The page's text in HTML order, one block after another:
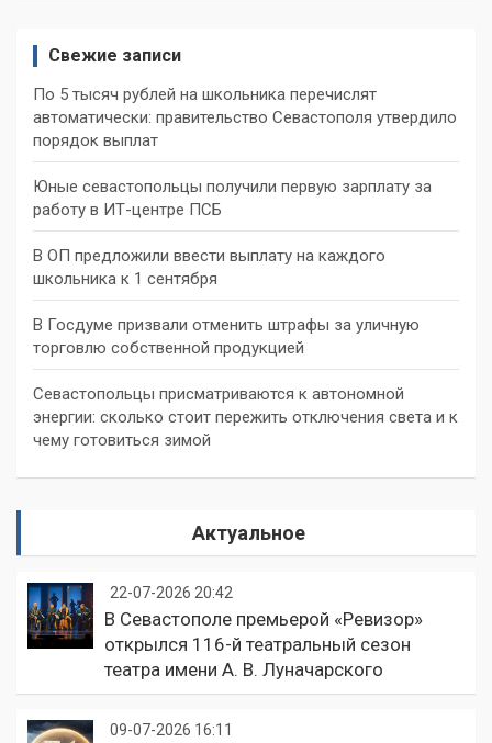
Свежие записи
По 5 тысяч рублей на школьника перечислят
автоматически: правительство Севастополя утвердило
порядок выплат
Юные севастопольцы получили первую зарплату за
работу в ИТ-центре ПСБ
В ОП предложили ввести выплату на каждого
школьника к 1 сентября
В Госдуме призвали отменить штрафы за уличную
торговлю собственной продукцией
Севастопольцы присматриваются к автономной
энергии: сколько стоит пережить отключения света и к
чему готовиться зимой
Актуальное
22-07-2026 20:42
В Севастополе премьерой «Ревизор»
открылся 116-й театральный сезон
театра имени А. В. Луначарского
09-07-2026 16:11